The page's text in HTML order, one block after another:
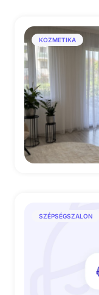
KOZMETIKA
SZÉPSÉGSZALON